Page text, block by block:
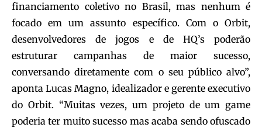
financiamento coletivo no Brasil, mas nenhum é
focado em um assunto específico. Com o Orbit,
desenvolvedores de jogos e de HQ’s poderão
estruturar campanhas de maior sucesso,
conversando diretamente com o seu público alvo”,
aponta Lucas Magno, idealizador e gerente executivo
do Orbit. “Muitas vezes, um projeto de um game
poderia ter muito sucesso mas acaba sendo ofuscado